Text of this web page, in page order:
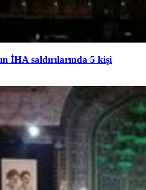
İHA saldırılarında 5 kişi